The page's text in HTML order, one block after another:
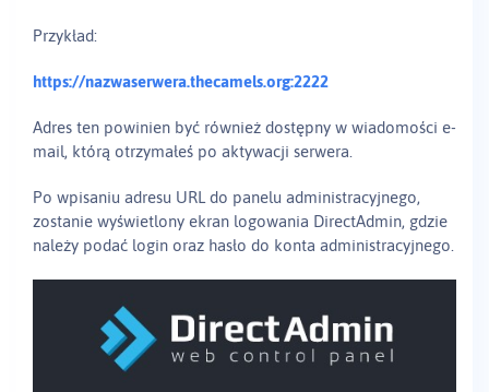
Przykład:
https://nazwaserwera.thecamels.org:2222
Adres ten powinien być również dostępny w wiadomości e-
mail, którą otrzymałeś po aktywacji serwera.
Po wpisaniu adresu URL do panelu administracyjnego,
zostanie wyświetlony ekran logowania DirectAdmin, gdzie
należy podać login oraz hasło do konta administracyjnego.